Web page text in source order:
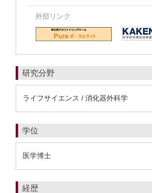
外部リンク
研究分野
ライフサイエンス / 消化器外科学
学位
医学博士
経歴